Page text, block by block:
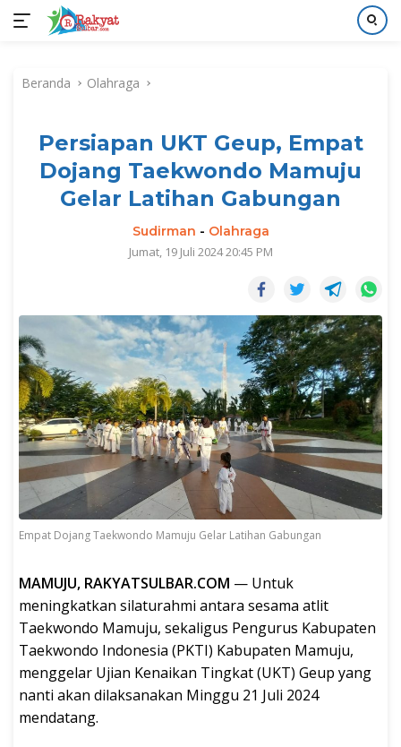
kontenBeranda Olahraga
Persiapan UKT Geup, Empat
Dojang Taekwondo Mamuju
Gelar Latihan Gabungan
Sudirman - Olahraga
Jumat, 19 Juli 2024 20:45 PM
Empat Dojang Taekwondo Mamuju Gelar Latihan Gabungan
MAMUJU, RAKYATSULBAR.COM — Untuk
meningkatkan silaturahmi antara sesama atlit
Taekwondo Mamuju, sekaligus Pengurus Kabupaten
Taekwondo Indonesia (PKTI) Kabupaten Mamuju,
menggelar Ujian Kenaikan Tingkat (UKT) Geup yang
nanti akan dilaksanakan Minggu 21 Juli 2024
mendatang.